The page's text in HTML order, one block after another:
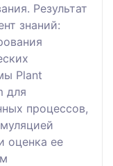
Результат
знаний:
Plant
для
процессов,
оценка ее